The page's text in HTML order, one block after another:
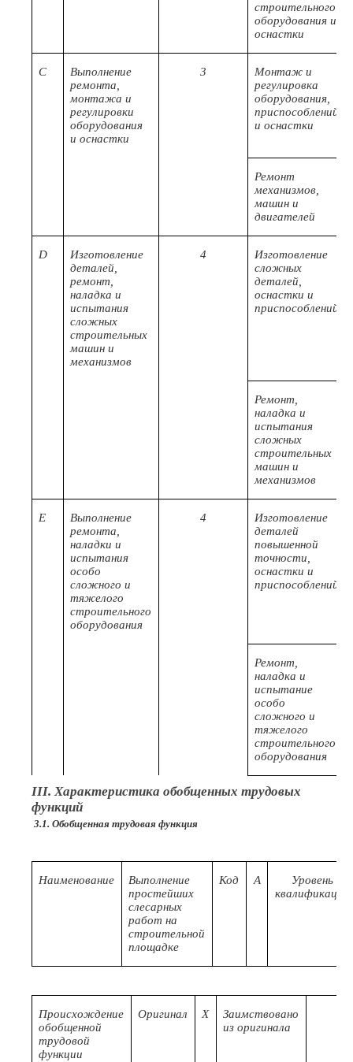
строительного
оборудования и
оснастки
C
Выполнение
ремонта,
монтажа и
регулировки
оборудования
и оснастки
3
Монтаж и
регулировка
оборудования,
приспособлений
и оснастки
Ремонт
механизмов,
машин и
двигателей
D
Изготовление
деталей,
ремонт,
наладка и
испытания
сложных
строительных
машин и
механизмов
4
Изготовление
сложных
деталей,
оснастки и
приспособлений
Ремонт,
наладка и
испытания
сложных
строительных
машин и
механизмов
E
Выполнение
ремонта,
наладки и
испытания
особо
сложного и
тяжелого
строительного
оборудования
4
Изготовление
деталей
повышенной
точности,
оснастки и
приспособлений
Ремонт,
наладка и
испытание
особо
сложного и
тяжелого
строительного
оборудования
III. Характеристика обобщенных трудовых
функций
3.1. Обобщенная трудовая функция
Наименование
Выполнение
простейших
слесарных
работ на
строительной
площадке
Код A
Уровень
квалификации
Происхождение
обобщенной
трудовой
функции
Оригинал X
Заимствовано
из оригинала